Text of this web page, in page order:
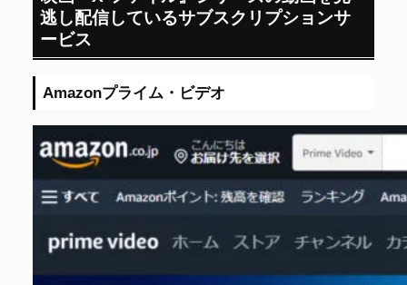
逃し配信しているサブスクリプションサ
ービス
Amazonプライム・ビデオ